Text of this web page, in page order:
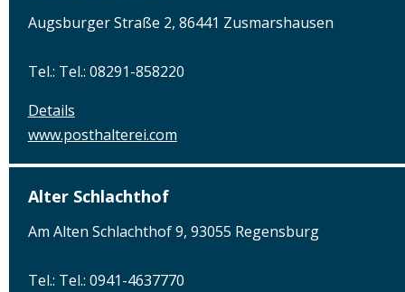
Augsburger Straße 2, 86441 Zusmarshausen
Tel.: Tel.: 08291-858220
Details
www.posthalterei.com
Alter Schlachthof
Am Alten Schlachthof 9, 93055 Regensburg
Tel.: Tel.: 0941-4637770